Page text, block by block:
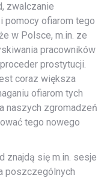
zwalczanie
pomocy ofiarom tego
w Polsce, m.in. ze
pracowników
prostytucji.
coraz większa
ofiarom tych
naszych zgromadzeń
tego nowego
znajdą się m.in. sesje
poszczególnych